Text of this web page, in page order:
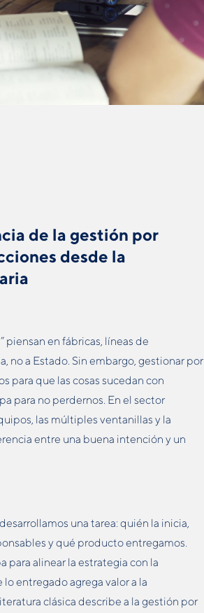
de la gestión por
desde la
piensan en fábricas, líneas de
no a Estado. Sin embargo, gestionar por
para que las cosas sucedan con
para no perdernos. En el sector
las múltiples ventanillas y la
entre una buena intención y un
una tarea: quién la inicia,
y qué producto entregamos.
para alinear la estrategia con la
entregado agrega valor a la
clásica describe a la gestión por